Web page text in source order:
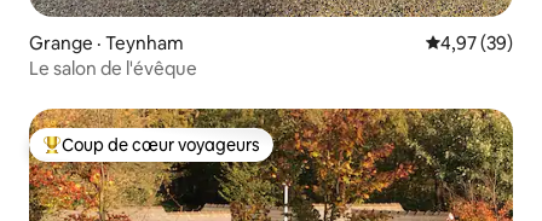
Grange · Teynham Note
4,97 (39)
Le salon de l'évêque
Coup de cœur voyageurs parmi les plus aimés
Coup de cœur voyageurs